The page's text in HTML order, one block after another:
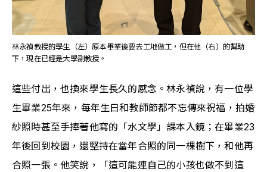
林永禎教授的學生（左）原本畢業後要去工地做工，但在他（右）的幫助
下，現在已經是大學副教授。
這些付出，也換來學生長久的感念。林永禎說，有一位學
生畢業25年來，每年生日和教師節都不忘傳來祝福，拍婚
紗照時甚至手捧著他寫的「水文學」課本入鏡；在畢業23
年後回到校園，還堅持在當年合照的同一棵樹下，和他再
合照一張。他笑說，「這可能連自己的小孩也做不到這